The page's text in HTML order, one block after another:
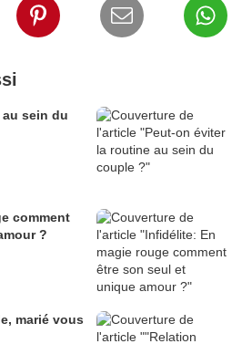
sein du
comment
?
marié vous